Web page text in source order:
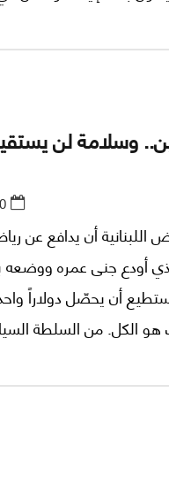
وسلامة لن
اللبنانية أن يدافع عن
أودع جنى عمره ووضعه
أن يحصّل دولاراً
الكل. من السلطة